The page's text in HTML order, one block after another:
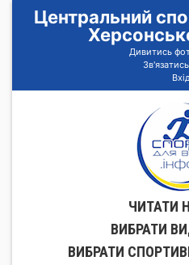
Центральний
Дивитись
ЧИТАТИ
ВИБРАТИ
ВИБРАТИ